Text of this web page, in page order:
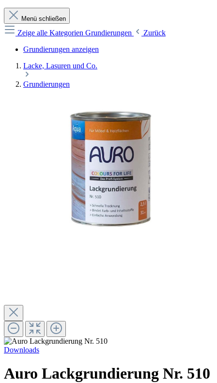
Menü schließen
Zeige alle Kategorien Grundierungen
Zurück
Grundierungen anzeigen
Lacke, Lasuren und Co.
Grundierungen
Downloads
Auro Lackgrundierung Nr. 510